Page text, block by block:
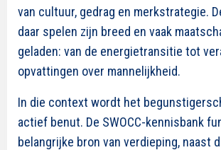
van cultuur, gedrag en merkstrategie.
daar spelen zijn breed en vaak
geladen: van de energietransitie tot
opvattingen over mannelijkheid.
In die context wordt het
actief benut. De SWOCC-kennisbank
belangrijke bron van verdieping, naast